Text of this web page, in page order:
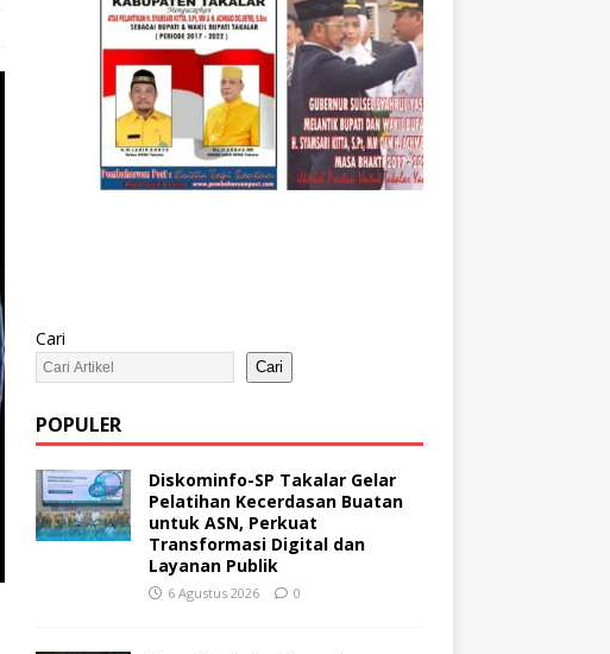
Cari
Cari
POPULER
Diskominfo-SP Takalar Gelar
Pelatihan Kecerdasan Buatan
untuk ASN, Perkuat
Transformasi Digital dan
Layanan Publik
6 Agustus 2026 0